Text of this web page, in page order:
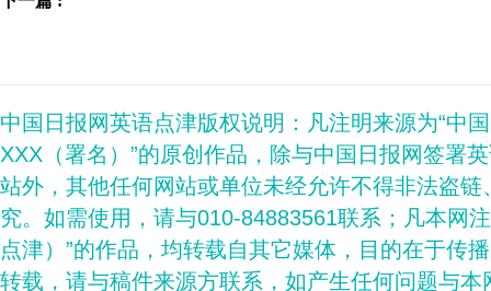
中国日报网英语点津版权说明：凡注明来源为“中
XXX（署名）”的原创作品，除与中国日报网签署
站外，其他任何网站或单位未经允许不得非法盗
究。如需使用，请与010-84883561联系；凡本网
点津）”的作品，均转载自其它媒体，目的在于传
转载，请与稿件来源方联系，如产生任何问题与